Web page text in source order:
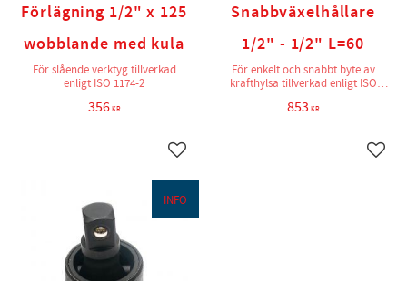
Förlägning 1/2" x 125
wobblande med kula
För slående verktyg tillverkad
enligt ISO 1174-2
356KR
Lägg till i favoriter
Snabbväxelhållare
1/2" - 1/2" L=60
För enkelt och snabbt byte av
krafthylsa tillverkad enligt ISO
853 KR
INFO